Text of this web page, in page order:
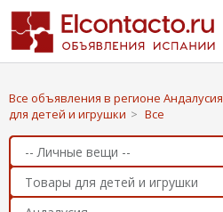
Все объявления в регионе Андалусия
для детей и игрушки > Все